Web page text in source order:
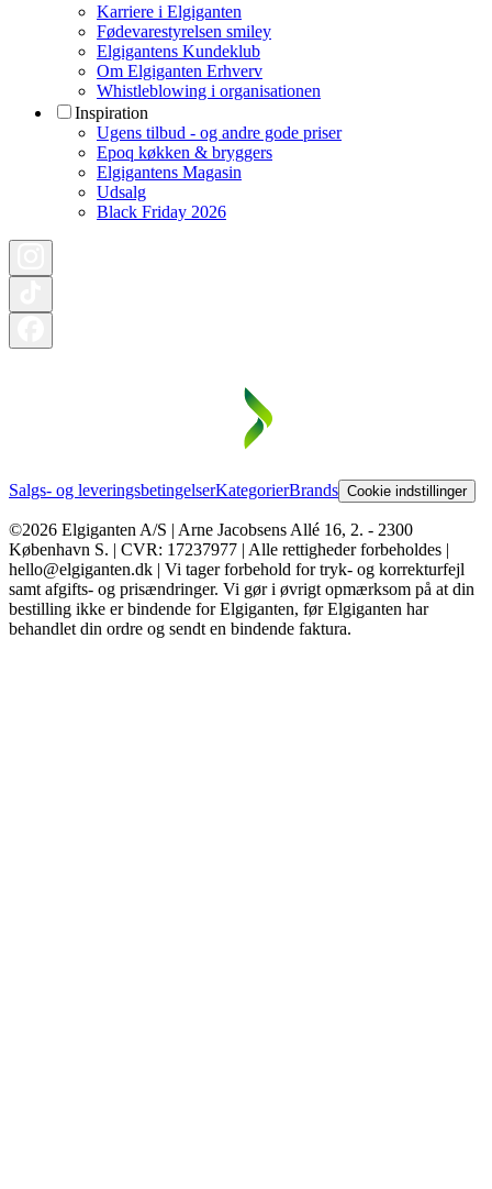
Karriere i Elgiganten
Fødevarestyrelsen smiley
Elgigantens Kundeklub
Om Elgiganten Erhverv
Whistleblowing i organisationen
Inspiration
Ugens tilbud - og andre gode priser
Epoq køkken & bryggers
Elgigantens Magasin
Udsalg
Black Friday 2026
Salgs- og leveringsbetingelserKategorierBrands Cookie indstillinger
©2026 Elgiganten A/S | Arne Jacobsens Allé 16, 2. - 2300
København S. | CVR: 17237977 | Alle rettigheder forbeholdes |
hello@elgiganten.dk | Vi tager forbehold for tryk- og korrekturfejl
samt afgifts- og prisændringer. Vi gør i øvrigt opmærksom på at din
bestilling ikke er bindende for Elgiganten, før Elgiganten har
behandlet din ordre og sendt en bindende faktura.